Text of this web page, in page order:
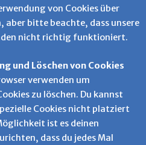
von Cookies über
aber bitte beachte, dass unsere
nicht richtig funktioniert.
und Löschen von Cookies
verwenden um
zu löschen. Du kannst
Cookies nicht platziert
ist es deinen
dass du jedes Mal